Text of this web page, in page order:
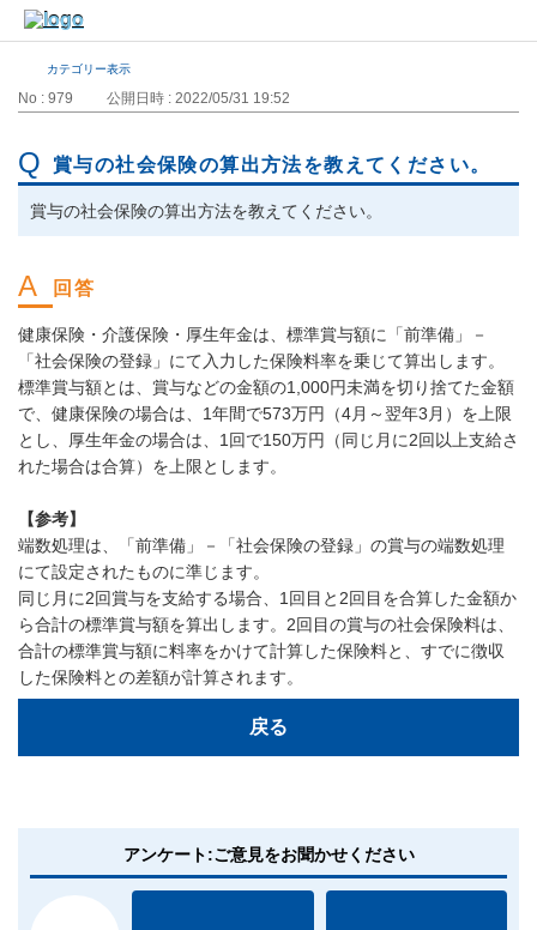
カテゴリー表示
No : 979 公開日時 : 2022/05/31 19:52
賞与の社会保険の算出方法を教えてください。
賞与の社会保険の算出方法を教えてください。
健康保険・介護保険・厚生年金は、標準賞与額に「前準備」－
「社会保険の登録」にて入力した保険料率を乗じて算出します。
標準賞与額とは、賞与などの金額の1,000円未満を切り捨てた金額
で、健康保険の場合は、1年間で573万円（4月～翌年3月）を上限
とし、厚生年金の場合は、1回で150万円（同じ月に2回以上支給さ
れた場合は合算）を上限とします。
【参考】
端数処理は、「前準備」－「社会保険の登録」の賞与の端数処理
にて設定されたものに準じます。
同じ月に2回賞与を支給する場合、1回目と2回目を合算した金額か
ら合計の標準賞与額を算出します。2回目の賞与の社会保険料は、
合計の標準賞与額に料率をかけて計算した保険料と、すでに徴収
した保険料との差額が計算されます。
戻る
アンケート:ご意見をお聞かせください